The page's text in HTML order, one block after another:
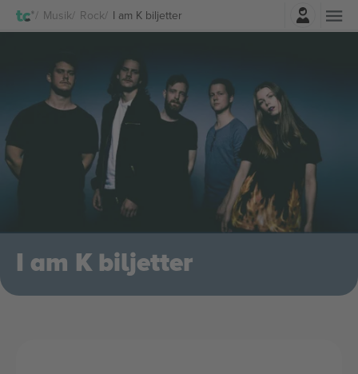
Musik Rock I am K biljetter
I am K biljetter